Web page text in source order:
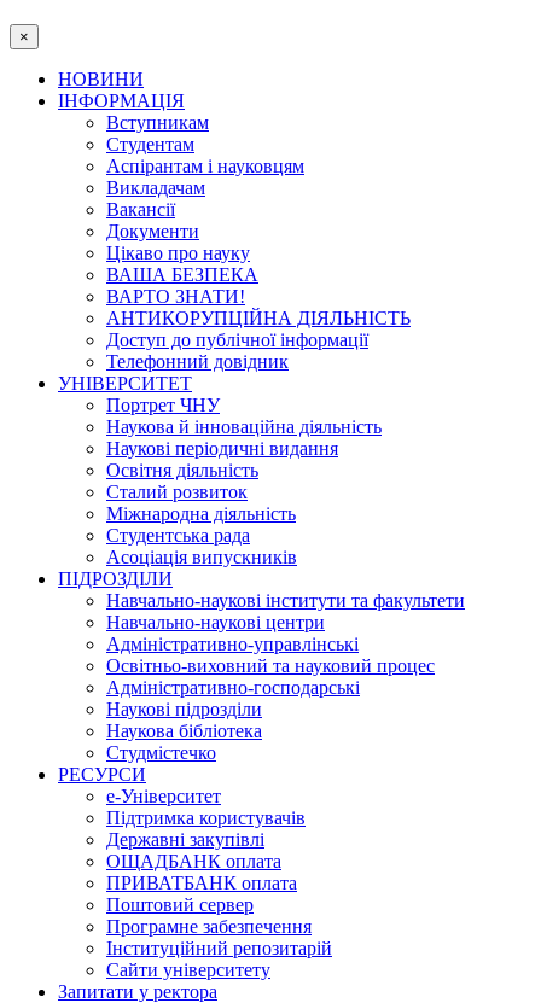
×
НОВИНИ
ІНФОРМАЦІЯ
Вступникам
Студентам
Аспірантам і науковцям
Викладачам
Вакансії
Документи
Цікаво про науку
ВАША БЕЗПЕКА
ВАРТО ЗНАТИ!
АНТИКОРУПЦІЙНА ДІЯЛЬНІСТЬ
Доступ до публічної інформації
Телефонний довідник
УНІВЕРСИТЕТ
Портрет ЧНУ
Наукова й інноваційна діяльність
Наукові періодичні видання
Освітня діяльність
Сталий розвиток
Міжнародна діяльність
Студентська рада
Асоціація випускників
ПІДРОЗДІЛИ
Навчально-наукові інститути та факультети
Навчально-наукові центри
Адміністративно-управлінські
Освітньо-виховний та науковий процес
Адміністративно-господарські
Наукові підрозділи
Наукова бібліотека
Студмістечко
РЕСУРСИ
е-Університет
Підтримка користувачів
Державні закупівлі
ОЩАДБАНК оплата
ПРИВАТБАНК оплата
Поштовий сервер
Програмне забезпечення
Інституційний репозитарій
Сайти університету
Запитати у ректора